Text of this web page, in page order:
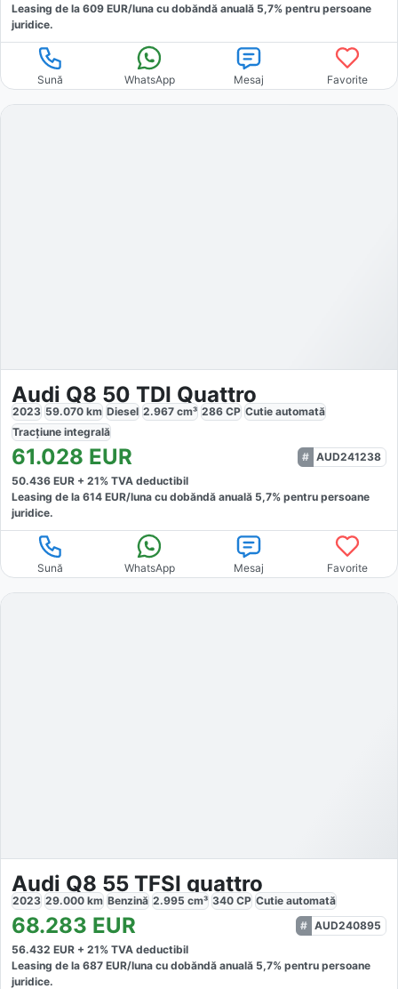
Leasing de la 609 EUR/luna cu dobăndă anuală 5,7% pentru persoane
juridice.
Sună WhatsApp Mesaj Favorite
Audi Q8 50 TDI Quattro
2023 59.070 km Diesel 2.967 cm³ 286 CP Cutie automată
Tracțiune integrală
61.028 EUR
AUD241238
50.436 EUR + 21% TVA deductibil
Leasing de la 614 EUR/luna cu dobăndă anuală 5,7% pentru persoane
juridice.
Sună WhatsApp Mesaj Favorite
Audi Q8 55 TFSI quattro
2023 29.000 km Benzină 2.995 cm³ 340 CP Cutie automată
68.283 EUR
AUD240895
56.432 EUR + 21% TVA deductibil
Leasing de la 687 EUR/luna cu dobăndă anuală 5,7% pentru persoane
juridice.